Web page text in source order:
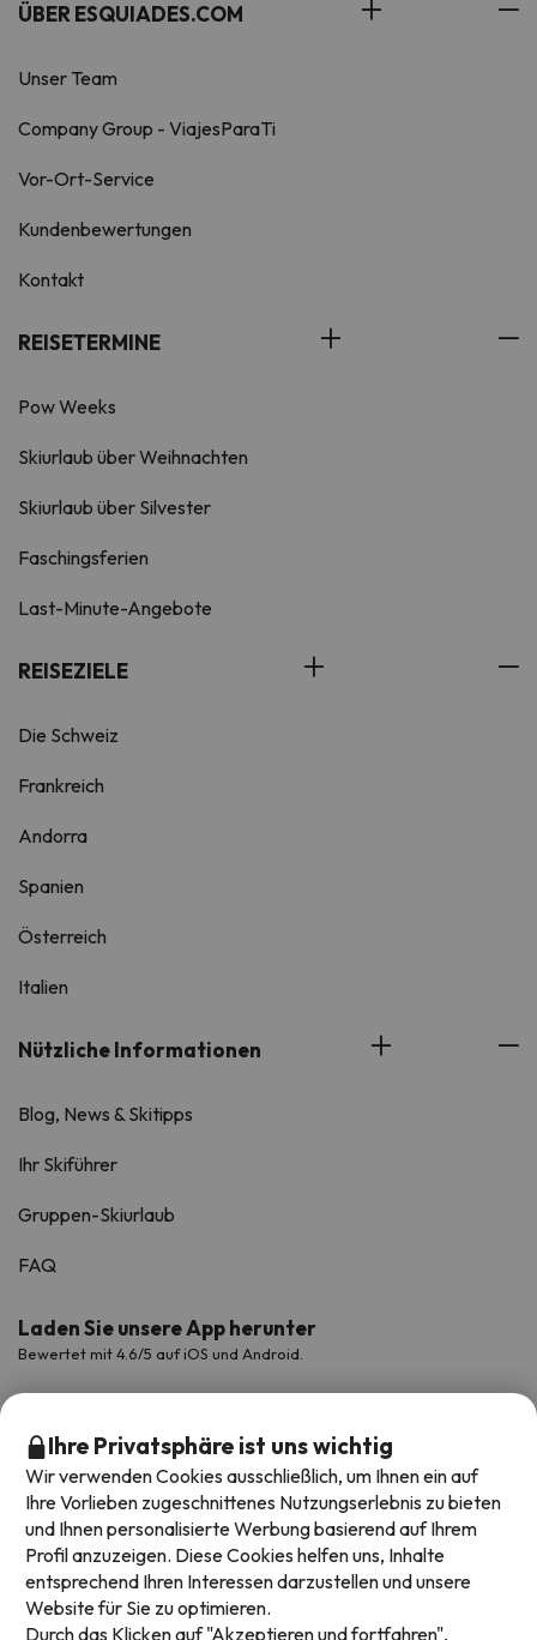
ÜBER ESQUIADES.COM
Unser Team
Company Group - ViajesParaTi
Vor-Ort-Service
Kundenbewertungen
Kontakt
REISETERMINE
Pow Weeks
Skiurlaub über Weihnachten
Skiurlaub über Silvester
Faschingsferien
Last-Minute-Angebote
REISEZIELE
Die Schweiz
Frankreich
Andorra
Spanien
Österreich
Italien
Nützliche Informationen
Blog, News & Skitipps
Ihr Skiführer
Gruppen-Skiurlaub
FAQ
Laden Sie unsere App herunter
Bewertet mit 4.6/5 auf iOS und Android.
Verfügbare Zahlungsarten
Ihre Privatsphäre ist uns wichtig
Wir verwenden Cookies ausschließlich, um Ihnen ein auf
Ihre Vorlieben zugeschnittenes Nutzungserlebnis zu bieten
und Ihnen personalisierte Werbung basierend auf Ihrem
Profil anzuzeigen. Diese Cookies helfen uns, Inhalte
entsprechend Ihren Interessen darzustellen und unsere
Website für Sie zu optimieren.
Durch das Klicken auf "Akzeptieren und fortfahren",